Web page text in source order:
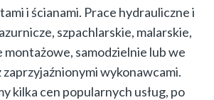
i ścianami. Prace hydrauliczne i
szpachlarskie, malarskie,
montażowe, samodzielnie lub we
zaprzyjaźnionymi wykonawcami.
kilka cen popularnych usług, po